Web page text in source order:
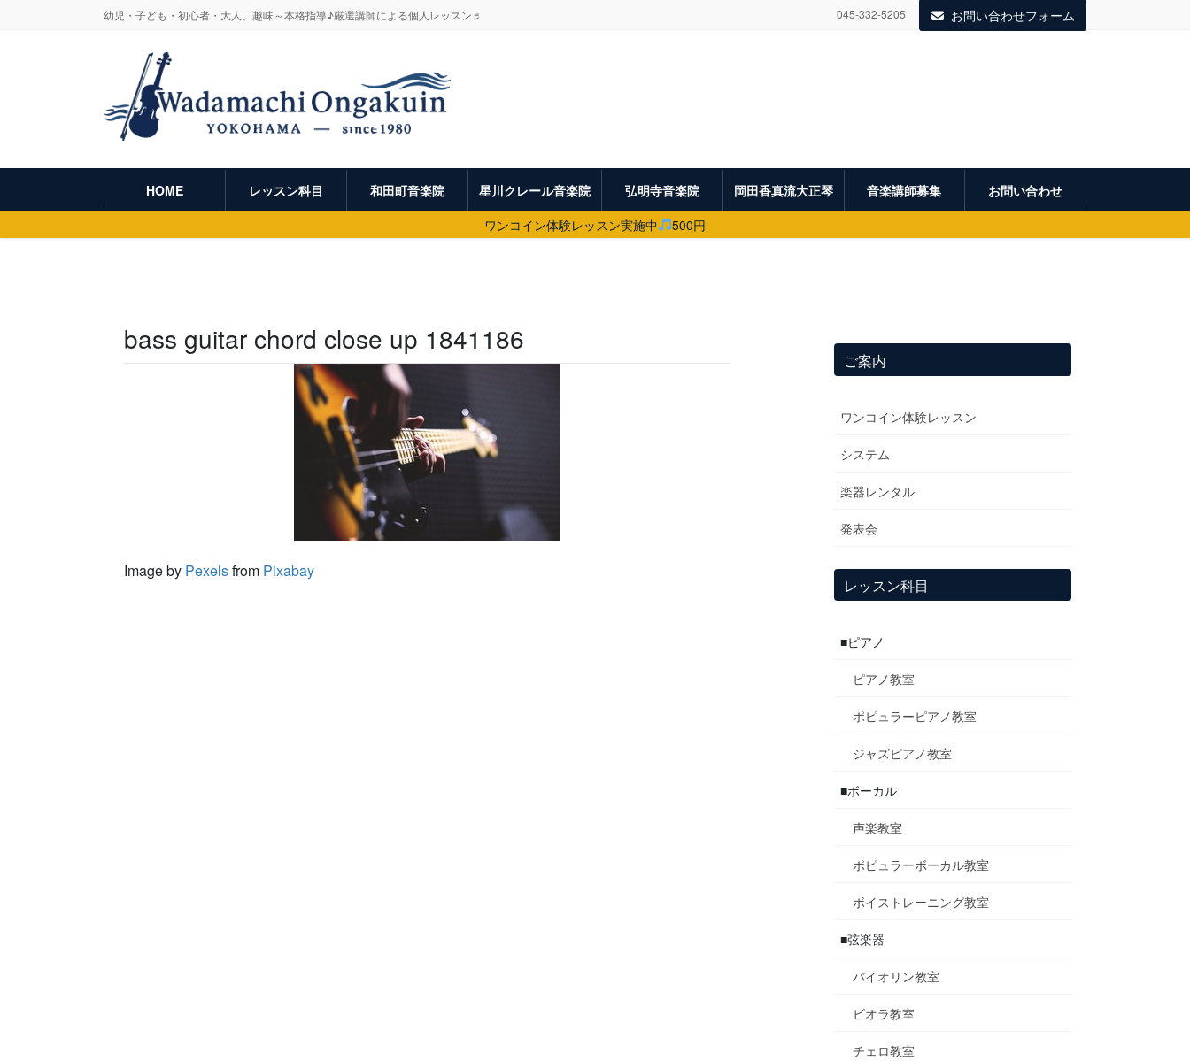
幼児・子ども・初心者・大人、趣味～本格指導♪厳選講師による個人レッスン♬ 045-332-5205 お問い合わせフォーム
HOME レッスン科目 和田町音楽院 星川クレール音楽院 弘明寺音楽院 岡田香真流大正琴 音楽講師募集
お問い合わせ
ワンコイン体験レッスン実施中
500円
bass guitar chord close up 1841186
Image by Pexelsfrom Pixabay
ご案内
ワンコイン体験レッスン
システム
楽器レンタル
発表会
レッスン科目
■ピアノ
ピアノ教室
ポピュラーピアノ教室
ジャズピアノ教室
■ボーカル
声楽教室
ポピュラーボーカル教室
ボイストレーニング教室
■弦楽器
バイオリン教室
ビオラ教室
チェロ教室